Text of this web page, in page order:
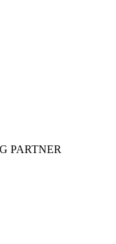
PARTNER